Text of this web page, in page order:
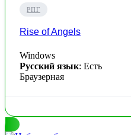
РПГ
Rise of Angels
Windows
Русский язык: Есть
Браузерная